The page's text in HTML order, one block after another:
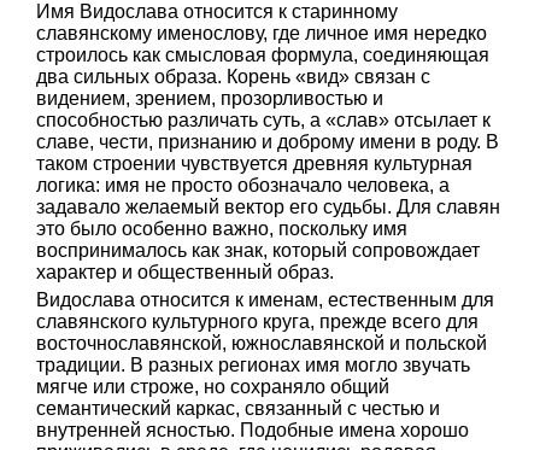
Имя Видослава относится к старинному
славянскому именослову, где личное имя нередко
строилось как смысловая формула, соединяющая
два сильных образа. Корень «вид» связан с
видением, зрением, прозорливостью и
способностью различать суть, а «слав» отсылает к
славе, чести, признанию и доброму имени в роду. В
таком строении чувствуется древняя культурная
логика: имя не просто обозначало человека, а
задавало желаемый вектор его судьбы. Для славян
это было особенно важно, поскольку имя
воспринималось как знак, который сопровождает
характер и общественный образ.
Видослава относится к именам, естественным для
славянского культурного круга, прежде всего для
восточнославянской, южнославянской и польской
традиции. В разных регионах имя могло звучать
мягче или строже, но сохраняло общий
семантический каркас, связанный с честью и
внутренней ясностью. Подобные имена хорошо